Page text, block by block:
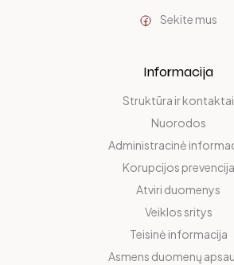
Sekite mus
Informacija
Struktūra ir kontaktai
Nuorodos
Administracinė
Korupcijos prevencija
Atviri duomenys
Veiklos sritys
Teisinė informacija
Asmens duomenų